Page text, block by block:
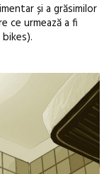
și a grăsimilor
ce urmează a fi